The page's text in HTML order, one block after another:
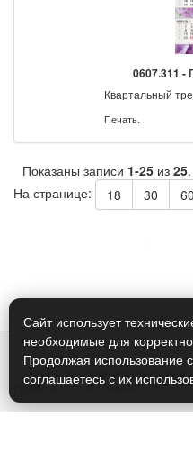
0607.311 -
Квартальный
Печать.
Показаны записи 1-25 из 25.
На странице:
18 30 60
© Арт Дизайн 2026
Политика конфиденциальности и
Правила использования
Сайт использует
необходимые для
Продолжая использование
соглашаетесь с их